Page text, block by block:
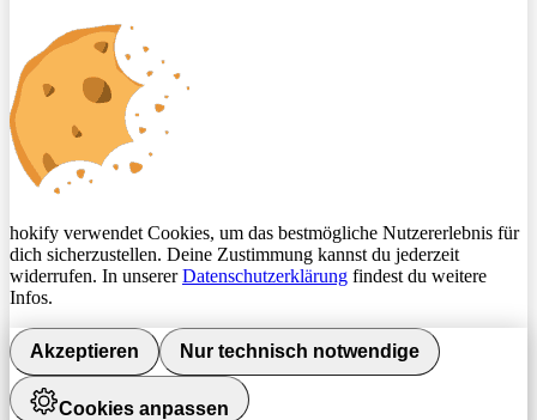
hokify verwendet Cookies, um das bestmögliche Nutzererlebnis für
dich sicherzustellen. Deine Zustimmung kannst du jederzeit
widerrufen. In unsererDatenschutzerklärung findest du weitere
Infos.
Akzeptieren Nur technisch notwendige
Cookies anpassen